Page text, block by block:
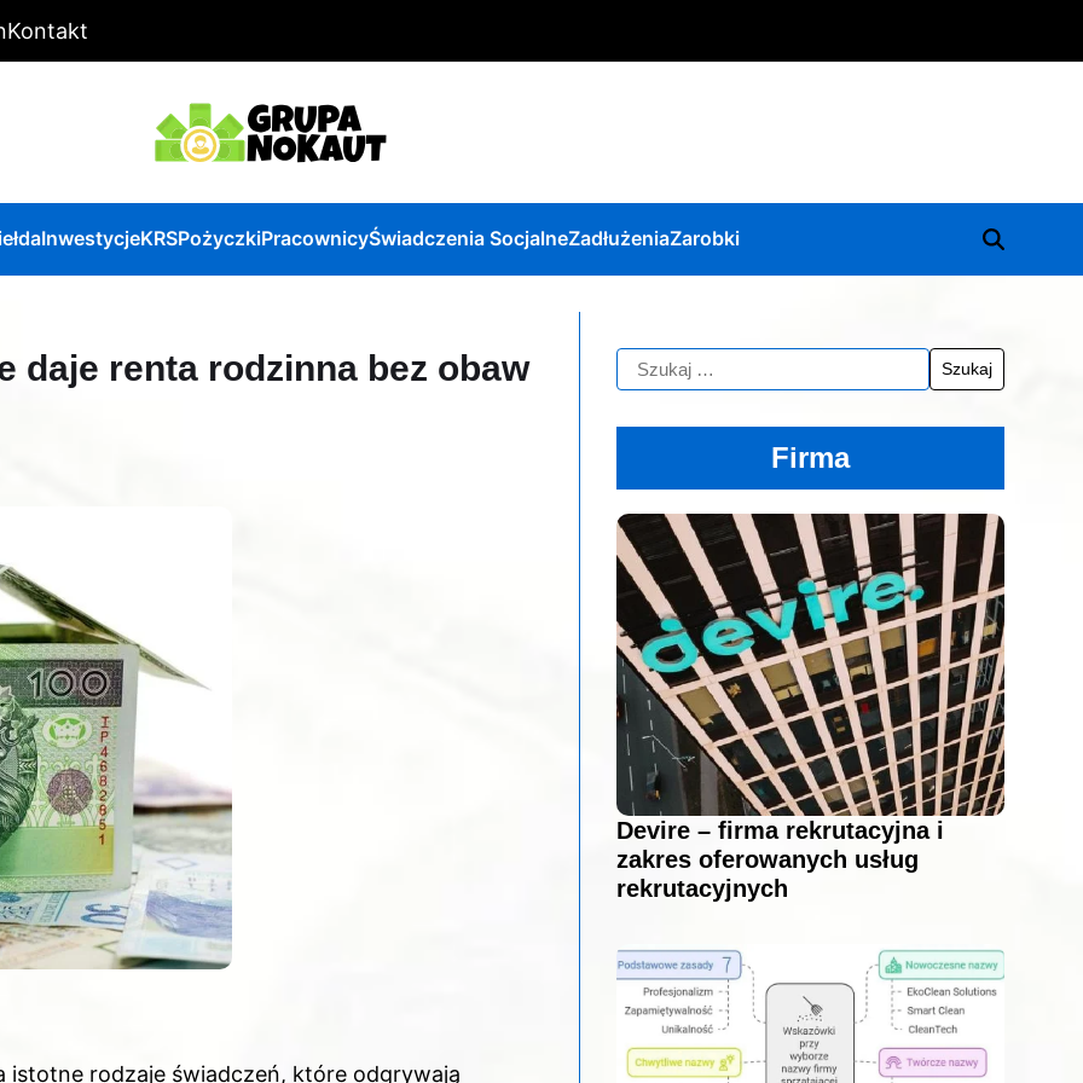
Kontakt
InwestycjeKRSPożyczkiPracownicyŚwiadczenia SocjalneZadłużeniaZarobki
daje renta rodzinna bez obaw
rodzaje świadczeń, które odgrywają
Firma
Devire – firma rekrutacyjna i
zakres oferowanych usług
rekrutacyjnych